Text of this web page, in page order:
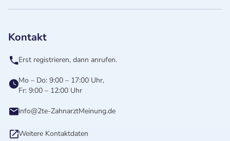
Kontakt
Erst registrieren, dann anrufen.
Mo – Do: 9:00 – 17:00 Uhr,
Fr: 9:00 – 12:00 Uhr
info@2te-ZahnarztMeinung.de
Weitere Kontaktdaten